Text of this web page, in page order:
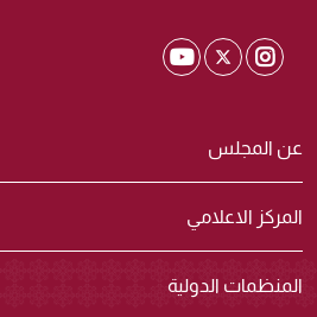
عن المجلس
المركز الاعلامي
المنظمات الدولية
Shura Instagram
Shura Twitter
Shura Youtube